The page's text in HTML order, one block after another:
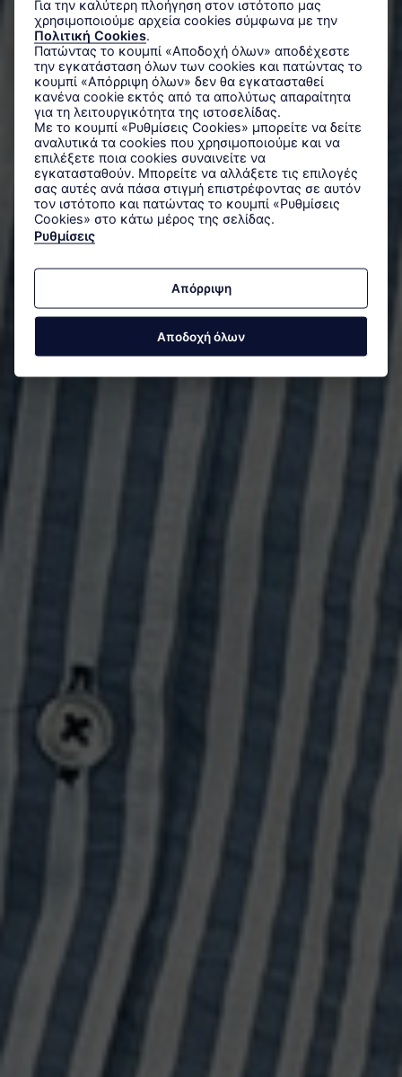
Κλασικά
ΑΝΑΚΑΛΥΨΤΕ ΤΑ
Για την καλύτερη πλοήγηση στον ιστότοπο μας
χρησιμοποιούμε αρχεία cookies σύμφωνα με την
Πολιτική Cookies
Πατώντας το κουμπί «Αποδοχή όλων» αποδέχεστε
την εγκατάσταση όλων των cookies και πατώντας το
κουμπί «Απόρριψη όλων» δεν θα εγκατασταθεί
κανένα cookie εκτός από τα απολύτως απαραίτητα
για τη λειτουργικότητα της ιστοσελίδας.
Με το κουμπί «Ρυθμίσεις Cookies» μπορείτε να δείτε
αναλυτικά τα cookies που χρησιμοποιούμε και να
επιλέξετε ποια cookies συναινείτε να
εγκατασταθούν. Μπορείτε να αλλάξετε τις επιλογές
σας αυτές ανά πάσα στιγμή επιστρέφοντας σε αυτόν
τον ιστότοπο και πατώντας το κουμπί «Ρυθμίσεις
Cookies» στο κάτω μέρος της σελίδας.
Ρυθμίσεις
Απόρριψη
Αποδοχή όλων